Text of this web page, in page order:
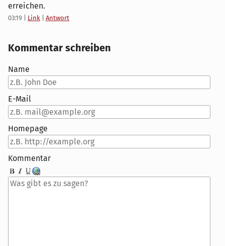
erreichen.
03:19 Link Antwort
Kommentar schreiben
Name
E-Mail
Homepage
Kommentar